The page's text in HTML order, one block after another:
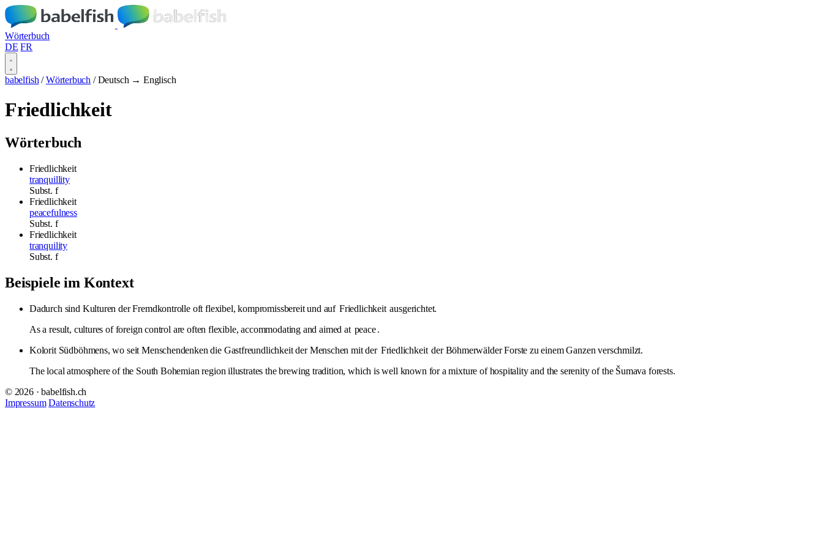
Wörterbuch
DE FR
babelfish / Wörterbuch / Deutsch → Englisch
Friedlichkeit
Wörterbuch
Friedlichkeit
tranquillity
Subst. f
Friedlichkeit
peacefulness
Subst. f
Friedlichkeit
tranquility
Subst. f
Beispiele im Kontext
Dadurch sind Kulturen der Fremdkontrolle oft flexibel, kompromissbereit und auf Friedlichkeit ausgerichtet.
As a result, cultures of foreign control are often flexible, accommodating and aimed at peace.
Kolorit Südböhmens, wo seit Menschendenken die Gastfreundlichkeit der Menschen mit der Friedlichkeit der Böhmerwälder Forste zu einem Ganzen verschmilzt.
The local atmosphere of the South Bohemian region illustrates the brewing tradition, which is well known for a mixture of hospitality and the serenity of the Šumava forests.
© 2026 · babelfish.ch
Impressum Datenschutz